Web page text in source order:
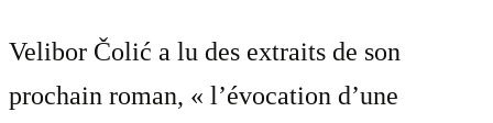
Velibor Čolić a lu des extraits de son
prochain roman, « l’évocation d’une